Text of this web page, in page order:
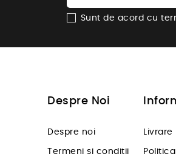
Sunt de acord cu
Despre Noi
Despre noi
Termeni si conditii